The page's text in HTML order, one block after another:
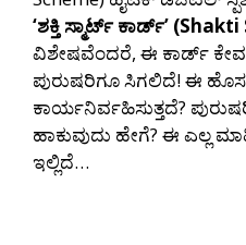
‘ಶಕ್ತಿ ಸ್ಮಾರ್ಟ್ ಕಾರ್ಡ್’
ವಿಶೇಷವೆಂದರೆ, ಈ ಕಾರ್ಡ್
ಪುರುಷರಿಗೂ ಸಿಗಲಿದೆ! ಈ ಹೊಸ
ಕಾರ್ಯನಿರ್ವಹಿಸುತ್ತದೆ?
ಹಾಕುವುದು ಹೇಗೆ? ಈ ಎಲ್ಲ
ಇಲ್ಲಿದೆ…